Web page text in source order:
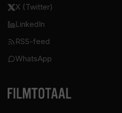
X (Twitter)
LinkedIn
RSS-feed
WhatsApp